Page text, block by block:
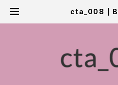
cta_008 |